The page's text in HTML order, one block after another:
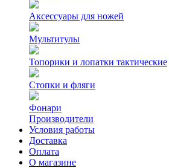
Аксессуары для ножей
Мультитулы
Топорики и лопатки тактические
Стопки и фляги
Фонари
Производители
Условия работы
Доставка
Оплата
О магазине